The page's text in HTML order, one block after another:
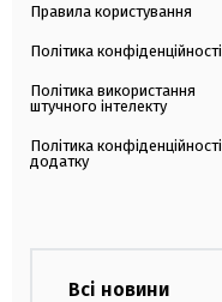
Правила користування
Політика конфіденційності
Політика використання
штучного інтелекту
Політика конфіденційності
додатку
Всі новини